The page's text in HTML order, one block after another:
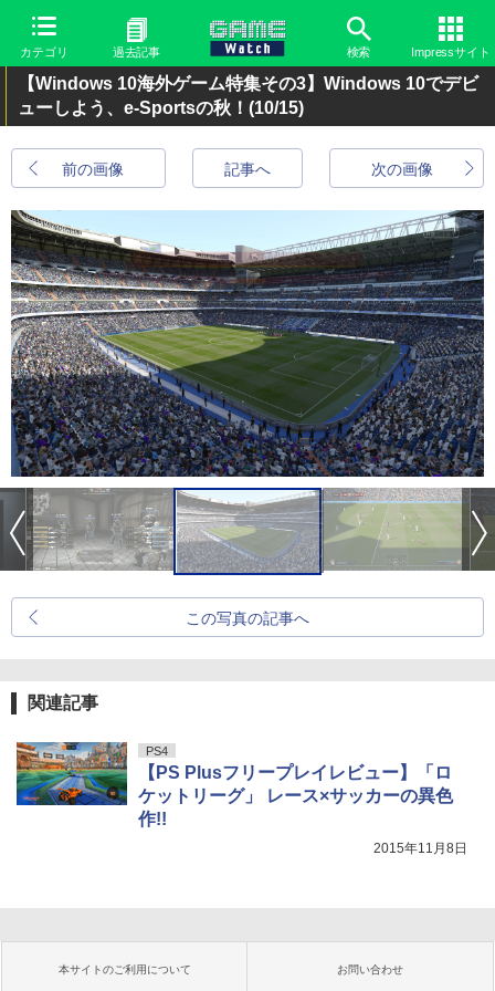
カテゴリ 過去記事 検索 Impressサイト
【Windows 10海外ゲーム特集その3】Windows 10でデビ
ューしよう、e-Sportsの秋！ (10/15)
前の画像 次の画像
記事へ
この写真の記事へ
関連記事
PS4
【PS Plusフリープレイレビュー】「ロ
ケットリーグ」 レース×サッカーの異色
作!!
2015年11月8日
本サイトのご利用について お問い合わせ